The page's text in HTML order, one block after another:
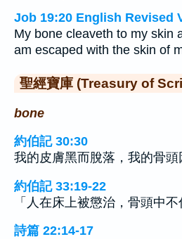
Job 19:20 English Revised
My bone cleaveth to my skin
am escaped with the skin of
聖經寶庫 (Treasury of
bone
約伯記 30:30
我的皮膚黑而脫落，我的骨頭
約伯記 33:19-22
「人在床上被懲治，骨頭中
詩篇 22:14-17